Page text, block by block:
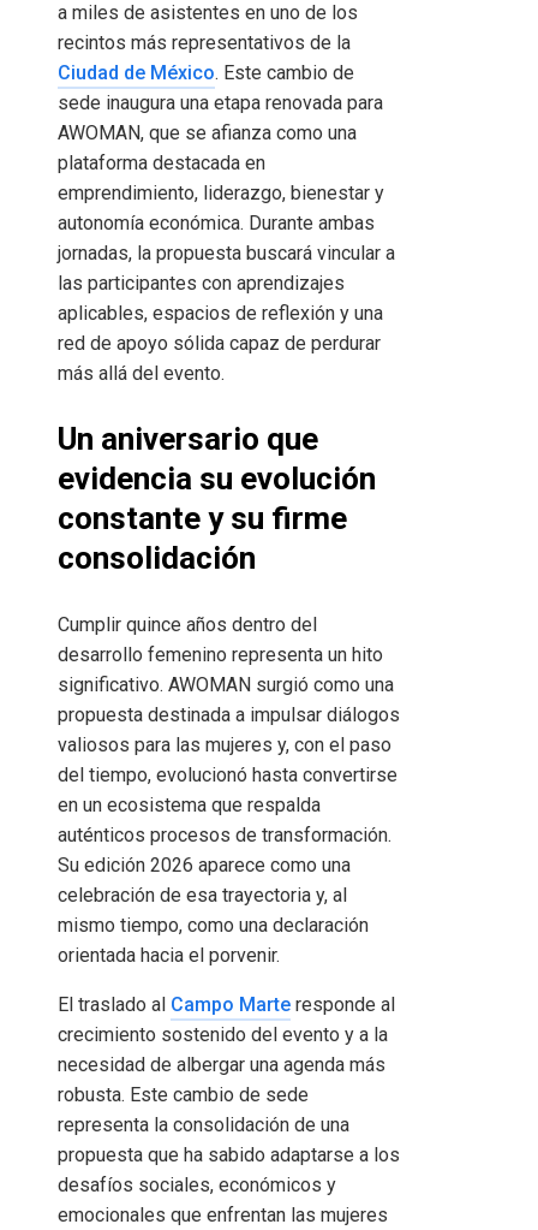
a miles de asistentes en uno de los
recintos más representativos de la
Ciudad de México. Este cambio de
sede inaugura una etapa renovada para
AWOMAN, que se afianza como una
plataforma destacada en
emprendimiento, liderazgo, bienestar y
autonomía económica. Durante ambas
jornadas, la propuesta buscará vincular a
las participantes con aprendizajes
aplicables, espacios de reflexión y una
red de apoyo sólida capaz de perdurar
más allá del evento.
Un aniversario que
evidencia su evolución
constante y su firme
consolidación
Cumplir quince años dentro del
desarrollo femenino representa un hito
significativo. AWOMAN surgió como una
propuesta destinada a impulsar diálogos
valiosos para las mujeres y, con el paso
del tiempo, evolucionó hasta convertirse
en un ecosistema que respalda
auténticos procesos de transformación.
Su edición 2026 aparece como una
celebración de esa trayectoria y, al
mismo tiempo, como una declaración
orientada hacia el porvenir.
El traslado al Campo Marte responde al
crecimiento sostenido del evento y a la
necesidad de albergar una agenda más
robusta. Este cambio de sede
representa la consolidación de una
propuesta que ha sabido adaptarse a los
desafíos sociales, económicos y
emocionales que enfrentan las mujeres